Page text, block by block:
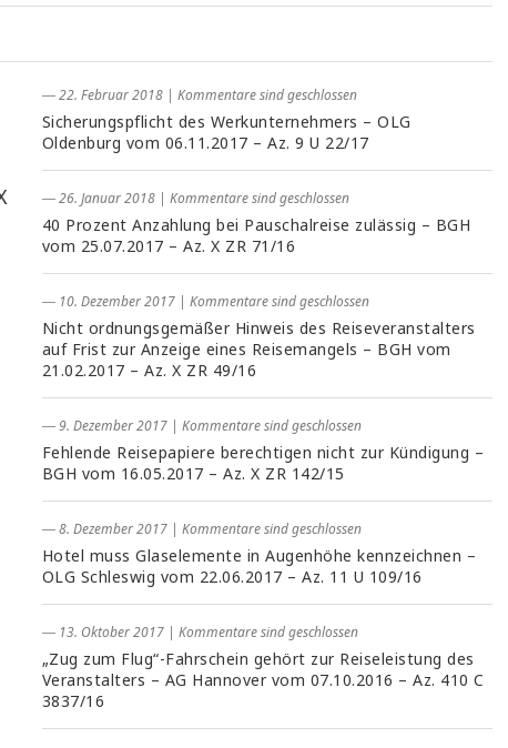
― 22. Februar 2018 | Kommentare sind geschlossen
Sicherungspflicht des Werkunternehmers – OLG
Oldenburg vom 06.11.2017 – Az. 9 U 22/17
― 26. Januar 2018 | Kommentare sind geschlossen
40 Prozent Anzahlung bei Pauschalreise zulässig – BGH
vom 25.07.2017 – Az. X ZR 71/16
― 10. Dezember 2017 | Kommentare sind geschlossen
Nicht ordnungsgemäßer Hinweis des Reiseveranstalters
auf Frist zur Anzeige eines Reisemangels – BGH vom
21.02.2017 – Az. X ZR 49/16
― 9. Dezember 2017 | Kommentare sind geschlossen
Fehlende Reisepapiere berechtigen nicht zur Kündigung –
BGH vom 16.05.2017 – Az. X ZR 142/15
― 8. Dezember 2017 | Kommentare sind geschlossen
Hotel muss Glaselemente in Augenhöhe kennzeichnen –
OLG Schleswig vom 22.06.2017 – Az. 11 U 109/16
― 13. Oktober 2017 | Kommentare sind geschlossen
„Zug zum Flug“-Fahrschein gehört zur Reiseleistung des
Veranstalters – AG Hannover vom 07.10.2016 – Az. 410 C
3837/16